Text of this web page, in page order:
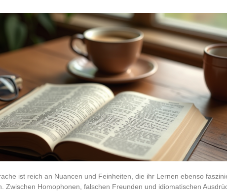
ist reich an Nuancen und Feinheiten, die ihr Lernen ebenso
Zwischen Homophonen, falschen Freunden und idiomatischen